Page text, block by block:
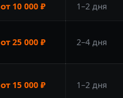
от 10 000 ₽ 1–2 дня
от 25 000 ₽ 2–4 дня
от 15 000 ₽ 1–2 дня